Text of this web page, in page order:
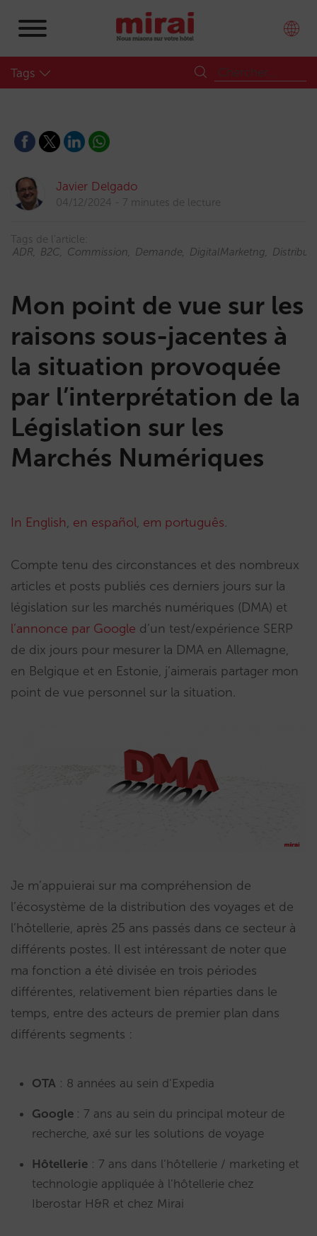
Tags
Javier Delgado
04/12/2024 7 minutes de lecture
Tags de l'article:
ADR
B2C Commission Demande DigitalMarketng
Mon point de vue sur les
raisons sous-jacentes à
la situation provoquée
par l’interprétation de la
Législation sur les
Marchés Numériques
In English, en español, em português.
Compte tenu des circonstances et des nombreux
articles et posts publiés ces derniers jours sur la
législation sur les marchés numériques (DMA) et
l’annonce par Google d’un test/expérience SERP
de dix jours pour mesurer la DMA en Allemagne,
en Belgique et en Estonie, j’aimerais partager mon
point de vue personnel sur la situation.
Je m’appuierai sur ma compréhension de
l’écosystème de la distribution des voyages et de
l’hôtellerie, après 25 ans passés dans ce secteur à
différents postes. Il est intéressant de noter que
ma fonction a été divisée en trois périodes
différentes, relativement bien réparties dans le
temps, entre des acteurs de premier plan dans
différents segments :
OTA : 8 années au sein d’Expedia
Google : 7 ans au sein du principal moteur de
recherche, axé sur les solutions de voyage
Hôtellerie : 7 ans dans l’hôtellerie / marketing et
technologie appliquée à l’hôtellerie chez
Iberostar H&R et chez Mirai